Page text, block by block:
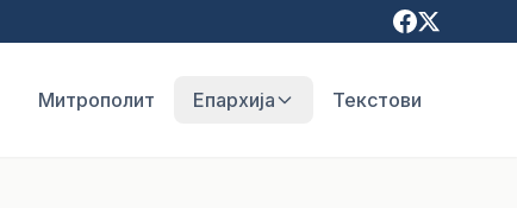
Митрополит Епархија Текстови